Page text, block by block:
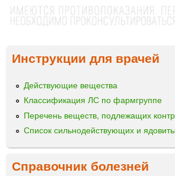
Инструкции для врачей
Действующие вещества
Классификация ЛС по фармгруппе
Перечень веществ, подлежащих
Список сильнодействующих и
Справочник болезней